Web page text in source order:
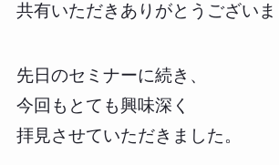
共有いただきありがとうございま
先日のセミナーに続き、
今回もとても興味深く
拝見させていただきました。